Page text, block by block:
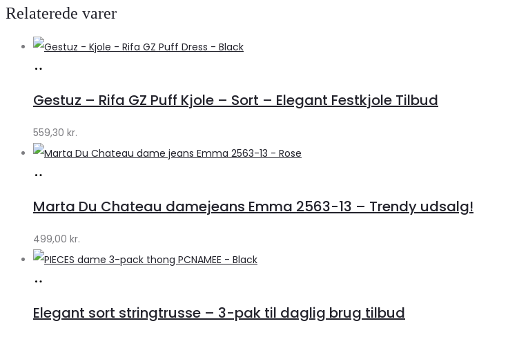
Relaterede varer
Lykke
by
Lykke
Gestuz – Rifa GZ Puff Kjole – Sort – Elegant Festkjole Tilbud
559,30 kr.
Klædeskabet.dk
Marta Du Chateau damejeans Emma 2563-13 – Trendy udsalg!
499,00 kr.
Klædeskabet.dk
Elegant sort stringtrusse – 3-pak til daglig brug tilbud